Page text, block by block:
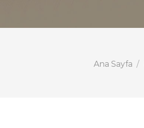
Ana Sayfa /